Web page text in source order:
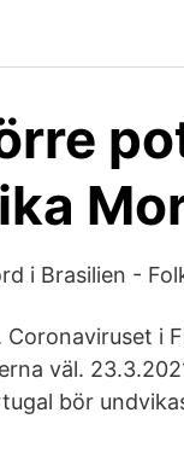
i Brasilien -
Coronaviruset i
väl.
bör